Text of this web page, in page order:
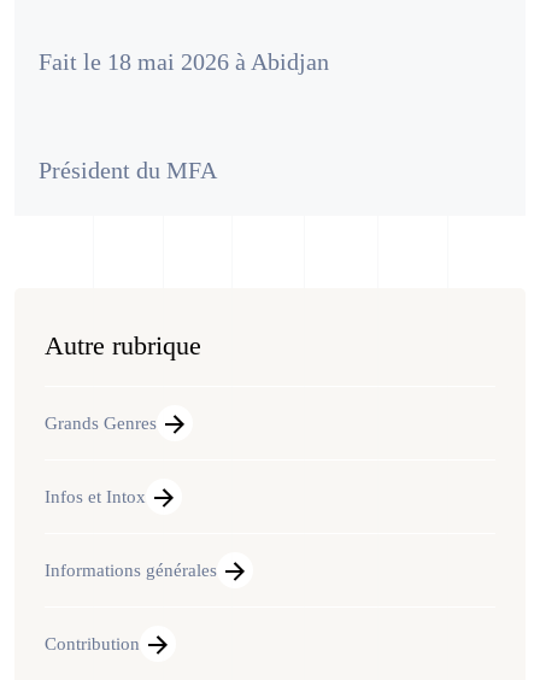
Fait le 18 mai 2026 à Abidjan
Président du MFA
Autre rubrique
Grands Genres
Infos et Intox
Informations générales
Contribution